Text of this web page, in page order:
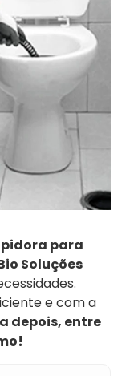
para
Soluções
e com a
depois, entre